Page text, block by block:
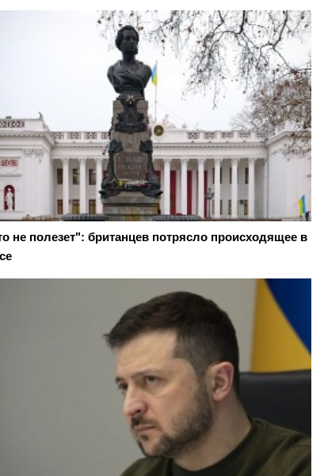
не полезет": британцев потрясло происходящее в